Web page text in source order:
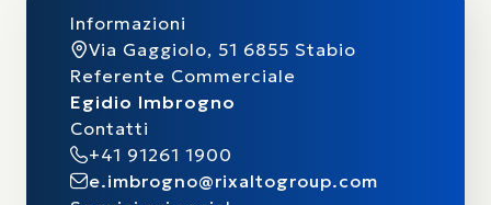
Informazioni
Via Gaggiolo, 51 6855 Stabio
Referente Commerciale
Egidio Imbrogno
Contatti
+41 91261 1900
e.imbrogno@rixaltogroup.com